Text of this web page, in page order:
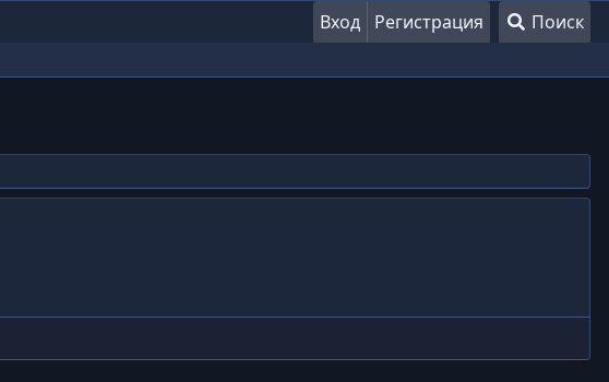
Вход Регистрация Поиск